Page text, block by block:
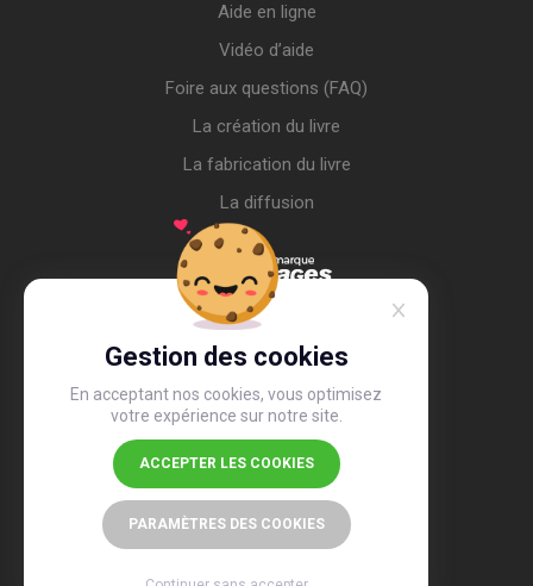
Gestion des cookies
En acceptant nos cookies, vous optimisez
votre expérience sur notre site.
ACCEPTER LES COOKIES
PARAMÈTRES DES COOKIES
Aide en ligne
Vidéo d’aide
Foire aux questions (FAQ)
La création du livre
La fabrication du livre
La diffusion
4,4